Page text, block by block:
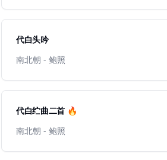
代白头吟
南北朝 - 鲍照
代白纻曲二首 🔥
南北朝 - 鲍照